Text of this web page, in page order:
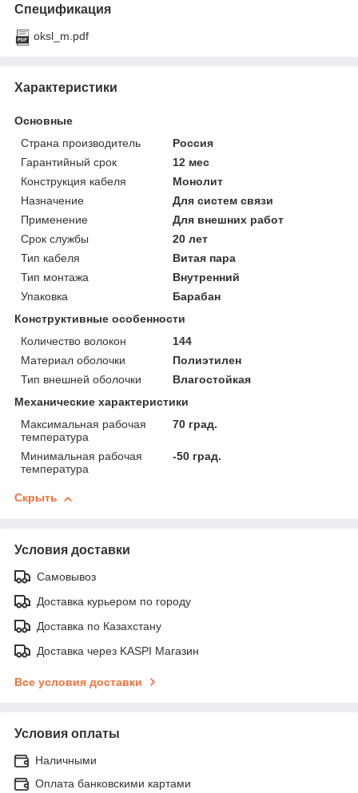
Спецификация
oksl_m.pdf
Характеристики
Основные
Страна производитель
Россия
Гарантийный срок
12 мес
Конструкция кабеля
Монолит
Назначение
Для систем связи
Применение
Для внешних работ
Срок службы
20 лет
Тип кабеля
Витая пара
Тип монтажа
Внутренний
Упаковка
Барабан
Конструктивные особенности
Количество волокон
144
Материал оболочки
Полиэтилен
Тип внешней оболочки
Влагостойкая
Механические характеристики
Максимальная рабочая
температура
70 град.
Минимальная рабочая
температура
-50 град.
Скрыть
Условия доставки
Самовывоз
Доставка курьером по городу
Доставка по Казахстану
Доставка через KASPI Магазин
Все условия доставки
Условия оплаты
Наличными
Оплата банковскими картами